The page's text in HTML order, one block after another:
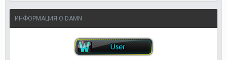
ИНФОРМАЦИЯ О DAMN